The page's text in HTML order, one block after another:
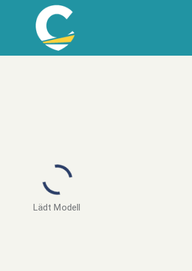
Lädt Modell